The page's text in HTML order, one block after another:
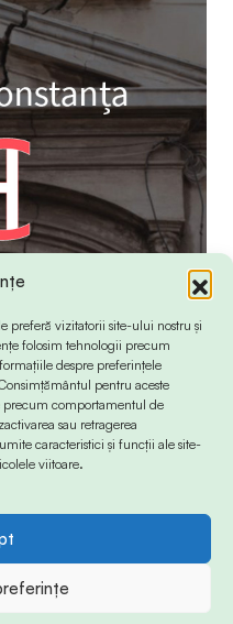
preferă vizitatorii site-ului nostru și
folosim tehnologii precum
despre preferințele
pentru aceste
precum comportamentul de
sau retragerea
caracteristici și funcții ale site-
viitoare.
Est. All Rights Reserved.